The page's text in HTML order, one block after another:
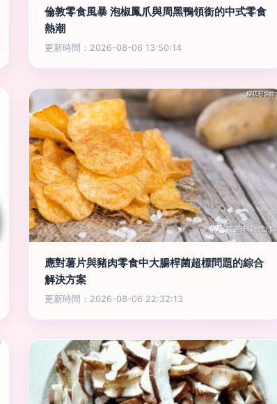
倫敦零食風暴 泡椒鳳爪與周黑鴨領銜的中式零食
熱潮
更新時間：2026-08-06 13:50:14
應對薯片與豬肉零食中大腸桿菌超標問題的綜合
解決方案
更新時間：2026-08-06 22:32:13